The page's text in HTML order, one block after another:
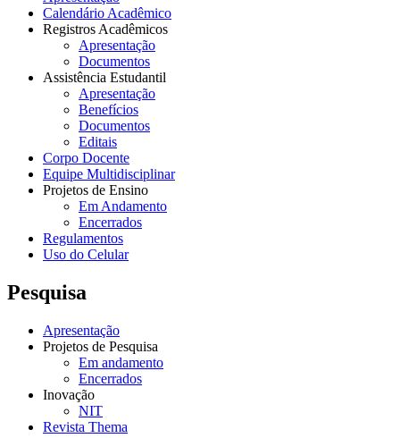
Calendário Acadêmico
Registros Acadêmicos
Apresentação
Documentos
Assistência Estudantil
Apresentação
Benefícios
Documentos
Editais
Corpo Docente
Equipe Multidisciplinar
Projetos de Ensino
Em Andamento
Encerrados
Regulamentos
Uso do Celular
Pesquisa
Apresentação
Projetos de Pesquisa
Em andamento
Encerrados
Inovação
NIT
Revista Thema